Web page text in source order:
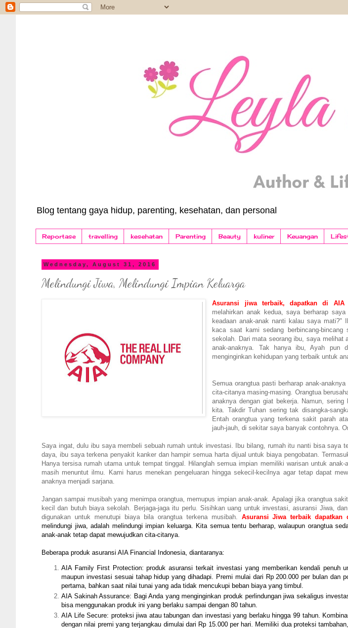
Blog tentang gaya hidup, parenting, kesehatan, dan personal
Reportase travelling kesehatan Parenting Beauty kuliner Keuangan
Wednesday, August 31, 2016
Melindungi Jiwa, Melindungi Impian Keluarga
Asuransi jiwa terbaik, dapatkan di AIA
melahirkan anak kedua, saya berharap
keadaan anak-anak nanti kalau saya mati?"
kaca saat kami sedang berbincang-bincang
sekolah. Dari mata seorang ibu, saya melihat
anak-anaknya. Tak hanya ibu, Ayah pun
menginginkan kehidupan yang terbaik untuk
Semua orangtua pasti berharap anak-
cita-citanya masing-masing. Orangtua
anaknya dengan giat bekerja. Namun,
kita. Takdir Tuhan sering tak disangka-
Entah orangtua yang terkena sakit parah
jauh-jauh, di sekitar saya banyak contohnya.
Saya ingat, dulu ibu saya membeli sebuah rumah untuk investasi. Ibu bilang, rumah itu nanti bisa saya
daya, ibu saya terkena penyakit kanker dan hampir semua harta dijual untuk biaya pengobatan.
Hanya tersisa rumah utama untuk tempat tinggal. Hilanglah semua impian memiliki warisan untuk
masih menuntut ilmu. Kami harus menekan pengeluaran hingga sekecil-kecilnya agar tetap dapat
anaknya menjadi sarjana.
Jangan sampai musibah yang menimpa orangtua, memupus impian anak-anak. Apalagi jika orangtua
kecil dan butuh biaya sekolah. Berjaga-jaga itu perlu. Sisihkan uang untuk investasi, asuransi Jiwa,
digunakan untuk menutupi biaya bila orangtua terkena musibah. Asuransi Jiwa terbaik dapatkan
melindungi jiwa, adalah melindungi impian keluarga. Kita semua tentu berharap, walaupun orangtua
anak-anak tetap dapat mewujudkan cita-citanya.
Beberapa produk asuransi AIA Financial Indonesia, diantaranya:
AIA Family First Protection: produk asuransi terkait investasi yang memberikan kendali penuh
maupun investasi sesuai tahap hidup yang dihadapi. Premi mulai dari Rp 200.000 per bulan dan
pertama, bahkan saat nilai tunai yang ada tidak mencukupi beban biaya yang timbul.
AIA Sakinah Assurance: Bagi Anda yang menginginkan produk perlindungan jiwa sekaligus
bisa menggunakan produk ini yang berlaku sampai dengan 80 tahun.
AIA Life Secure: proteksi jiwa atau tabungan dan investasi yang berlaku hingga 99 tahun.
dengan nilai premi yang terjangkau dimulai dari Rp 15.000 per hari. Memiliki dua proteksi